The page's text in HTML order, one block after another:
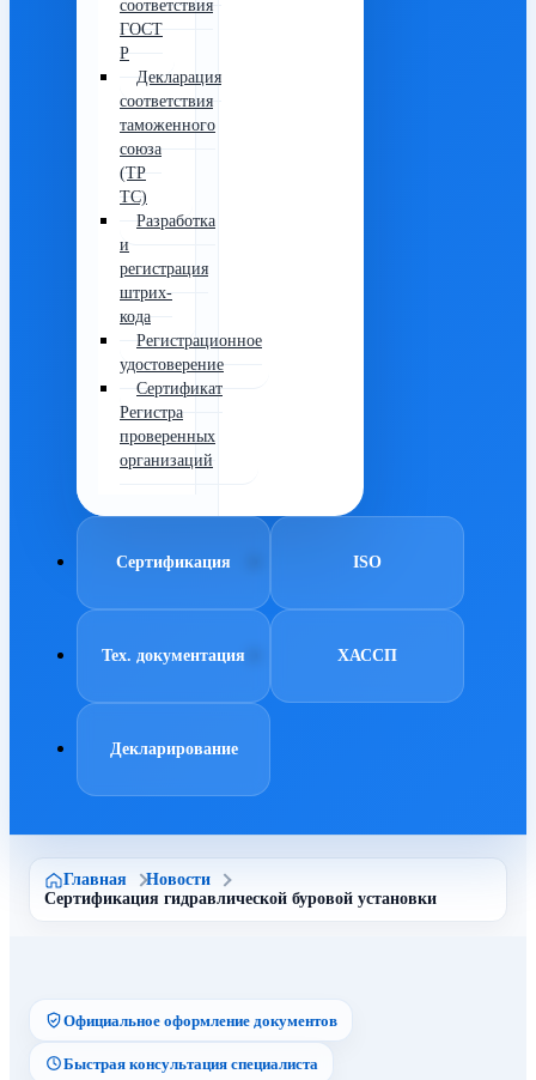
соответствия
ГОСТ
Р
Декларация
соответствия
таможенного
союза
(ТР
ТС)
Разработка
и
регистрация
штрих-
кода
Регистрационное
удостоверение
Сертификат
Регистра
проверенных
организаций
Сертификация ISO
Тех. документация ХАССП
Декларирование
Главная
Новости
Сертификация гидравлической буровой установки
Официальное оформление документов
Быстрая консультация специалиста